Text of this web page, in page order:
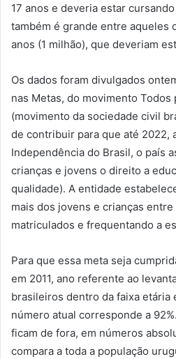
17 anos e deveria estar
também é grande entre aqueles
anos (1 milhão), que deveriam
Os dados foram divulgados
nas Metas, do movimento Todos
(movimento da sociedade civil
de contribuir para que até 2022,
Independência do Brasil, o país
crianças e jovens o direito a
qualidade). A entidade
mais dos jovens e crianças
matriculados e frequentando a
Para que essa meta seja
em 2011, ano referente ao
brasileiros dentro da faixa etária
número atual corresponde a
ficam de fora, em números
compara a toda a população